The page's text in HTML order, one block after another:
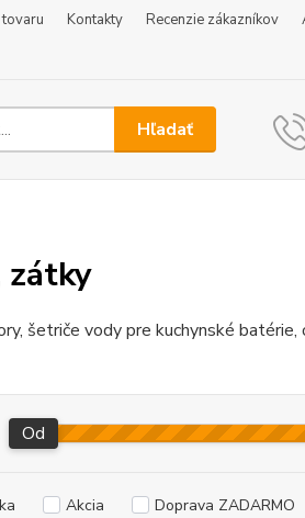
Kontakty Recenzie zákazníkov
Hľadať
zátky
šetriče vody pre kuchynské
Od
Akcia Doprava ZADARMO